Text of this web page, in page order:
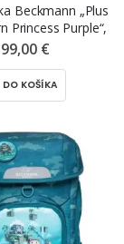
Beckmann „Plus
Princess Purple“,
2025 €
DO KOŠÍKA